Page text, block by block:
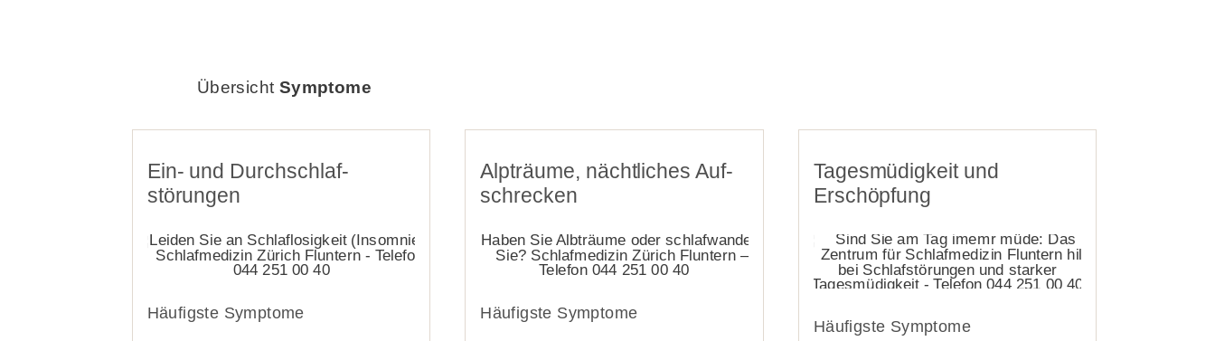
Übersicht Symptome
Ein- und Durch­schlaf­
störungen­­
Häufigste Symptome
Alpträume, nächt­­liches Auf­
schrecken­­
Häufigste Symptome
Tagesmüdigkeit und
Erschöpfung­­
Häufigste Symptome